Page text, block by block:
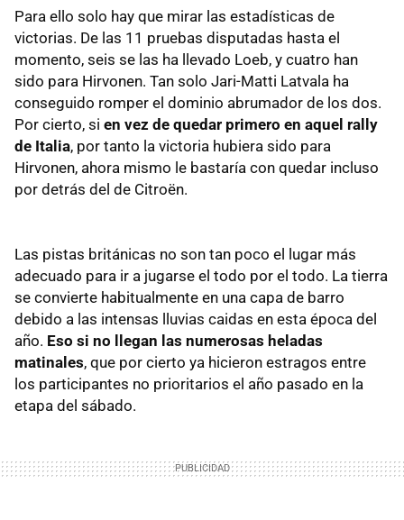
Para ello solo hay que mirar las estadísticas de
victorias. De las 11 pruebas disputadas hasta el
momento, seis se las ha llevado Loeb, y cuatro han
sido para Hirvonen. Tan solo Jari-Matti Latvala ha
conseguido romper el dominio abrumador de los dos.
Por cierto, si en vez de quedar primero en aquel rally
de Italia, por tanto la victoria hubiera sido para
Hirvonen, ahora mismo le bastaría con quedar incluso
por detrás del de Citroën.
Las pistas británicas no son tan poco el lugar más
adecuado para ir a jugarse el todo por el todo. La tierra
se convierte habitualmente en una capa de barro
debido a las intensas lluvias caidas en esta época del
año. Eso si no llegan las numerosas heladas
matinales, que por cierto ya hicieron estragos entre
los participantes no prioritarios el año pasado en la
etapa del sábado.